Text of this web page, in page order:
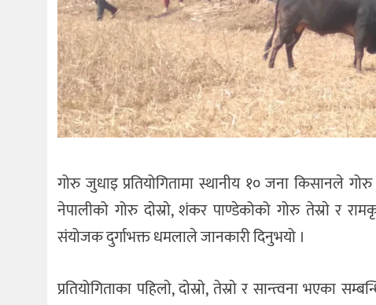
गोरु जुधाइ प्रतियोगितामा स्थानीय १० जना किसानले
नेपालीको गोरु दाेस्राे, शंकर पाण्डेकोको गोरु तेस्राे र
संयोजक दुर्गाभक्त धमलाले जानकारी दिनुभयो ।
प्रतियोगिताका पहिलाे, दाेस्राे, तेस्राे र सान्त्वना